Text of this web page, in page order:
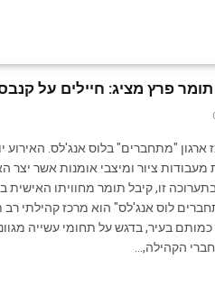
תומר פרץ מציג: חיילים על
ציור ומיצבי אומנות אשר יצר
זו, קיבל תומר מחוויתו האישית
לוס אנג'לס" הוא מרכז קהילתי רב
כמותם בעיר, בדגש על תחומי עשייה
הקהילה,…